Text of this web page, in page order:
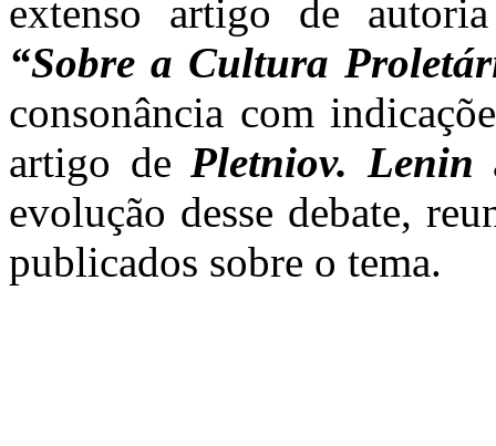
extenso artigo de
“Sobre a Cultura
consonância com
artigo dePletniov. Lenin
evolução desse debate,
publicados sobre o tema.